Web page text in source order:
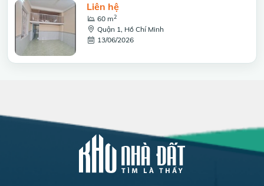
Liên hệ
60 m2
Quận 1, Hồ Chí Minh
13/06/2026